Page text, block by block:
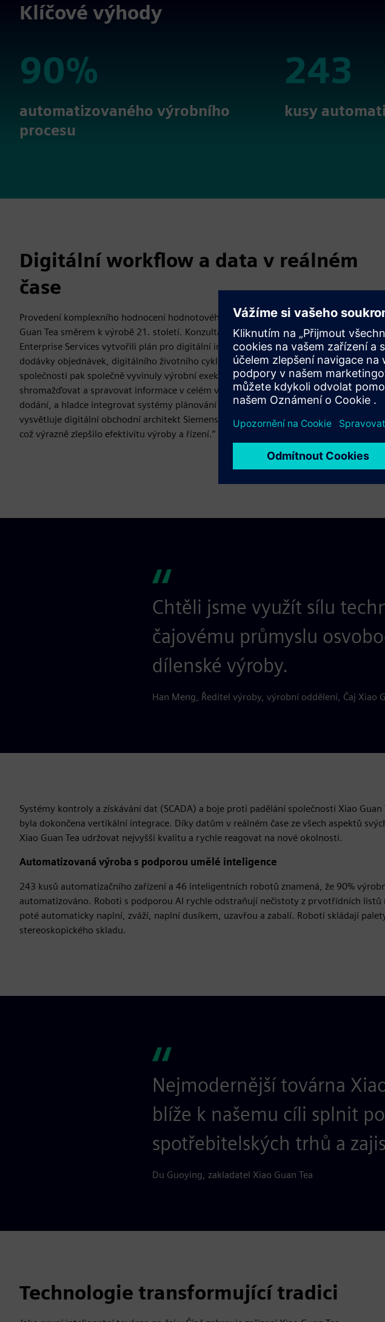
Klíčové výhody
90%
90%
automatizovaného výrobního
procesu
243
243
kusy
Digitální workflow a data v reálném
čase
Provedení komplexního hodnocení hodnotového řetězce bylo prvním krokem Xiao
Guan Tea směrem k výrobě 21. století. Konzultanti společnosti Siemens Digital
Enterprise Services vytvořili plán pro digitální integraci životního cyklu produktu,
dodávky objednávek, digitálního životního cyklu továrny a výrobních linek. Obě
společnosti pak společně vyvinuly výrobní exekuční systém (MES). „Můžeme
shromažďovat a spravovat informace v celém výrobním procesu, od objednávky až po
dodání, a hladce integrovat systémy plánování podnikových zdrojů a správy skladu,“
vysvětluje digitální obchodní architekt Siemens Cui Ruiqian. „Integrovali jsme IT a OT,
což výrazně zlepšilo efektivitu výroby a řízení.“
Chtěli jsme využít sílu
čajovému průmyslu
dílenské výroby.
Han Meng, Ředitel výroby, výrobní oddělení, Čaj Xiao
Systémy kontroly a získávání dat (SCADA) a boje proti padělání společnosti Xiao
byla dokončena vertikální integrace. Díky datům v reálném čase ze všech aspektů
Xiao Guan Tea udržovat nejvyšší kvalitu a rychle reagovat na nové okolnosti.
Automatizovaná výroba s podporou umělé inteligence
243 kusů automatizačního zařízení a 46 inteligentních robotů znamená, že 90%
automatizováno. Roboti s podporou AI rychle odstraňují nečistoty z prvotřídních listů
poté automaticky naplní, zváží, naplní dusíkem, uzavřou a zabalí. Roboti skládají
stereoskopického skladu.
Nejmodernější továrna
blíže k našemu cíli splnit
spotřebitelských trhů a
Du Guoying, zakladatel Xiao Guan Tea
Technologie transformující tradici